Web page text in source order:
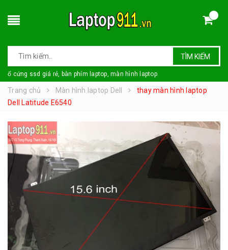
TÌM KIẾM
ổ cứng ssd giá rẻ, bàn phím laptop, màn hình laptop
Trang chủ Màn hình laptop Dell
thay màn hình laptop
Dell Latitude E6540